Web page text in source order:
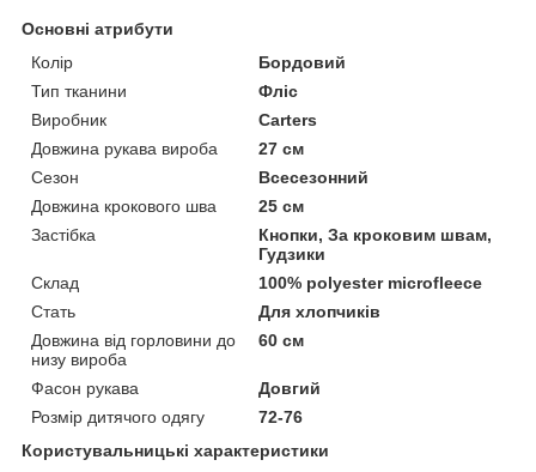
Основні атрибути
Колір
Бордовий
Тип тканини
Фліс
Виробник
Carters
Довжина рукава вироба
27 см
Сезон
Всесезонний
Довжина крокового шва
25 см
Застібка
Кнопки, За кроковим швам,
Гудзики
Склад
100% polyester microfleece
Стать
Для хлопчиків
Довжина від горловини до
низу вироба
60 см
Фасон рукава
Довгий
Розмір дитячого одягу
72-76
Користувальницькі характеристики